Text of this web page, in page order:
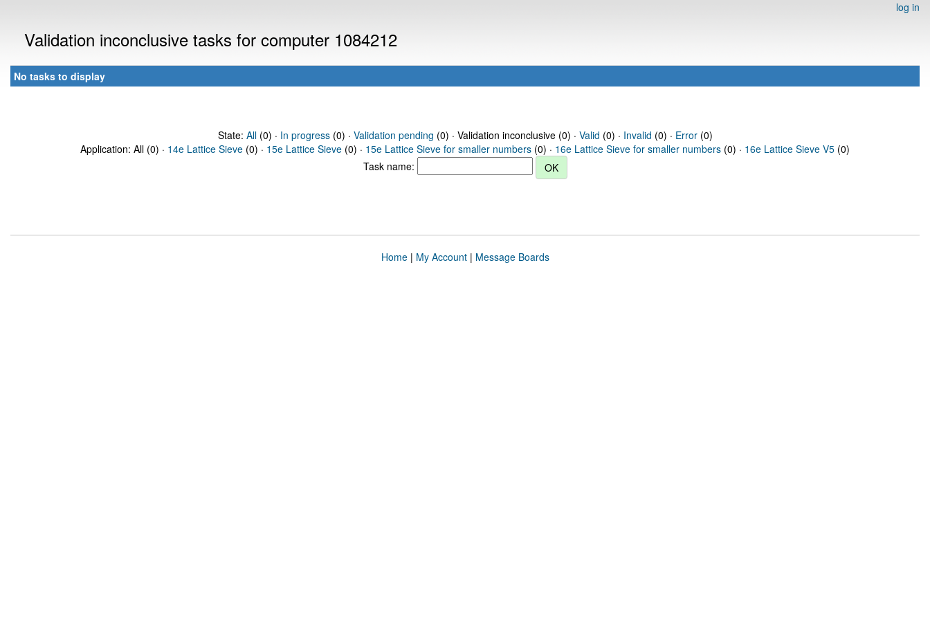
log in
Validation inconclusive tasks for computer 1084212
No tasks to display
State: All(0) · In progress(0) · Validation pending (0) · Validation inconclusive (0) · Valid (0) · Invalid (0) · Error(0)
Application: All (0) · 14e Lattice Sieve (0) · 15e Lattice Sieve (0) · 15e Lattice Sieve for smaller numbers (0) · 16e Lattice Sieve for smaller numbers (0) · 16e Lattice Sieve V5 (0)
Task name:
Home| My Account| Message Boards